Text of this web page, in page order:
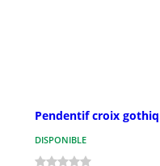
Pendentif croix
DISPONIBLE